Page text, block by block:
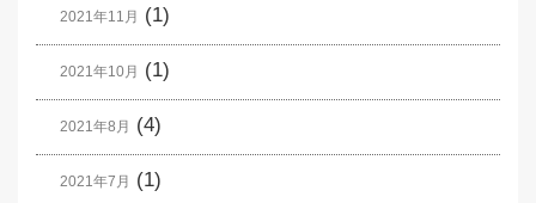
2021年11月 (1)
2021年10月 (1)
2021年8月 (4)
2021年7月 (1)